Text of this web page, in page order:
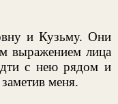
и Кузьму. Они
выражением лица
с нею рядом и
меня.